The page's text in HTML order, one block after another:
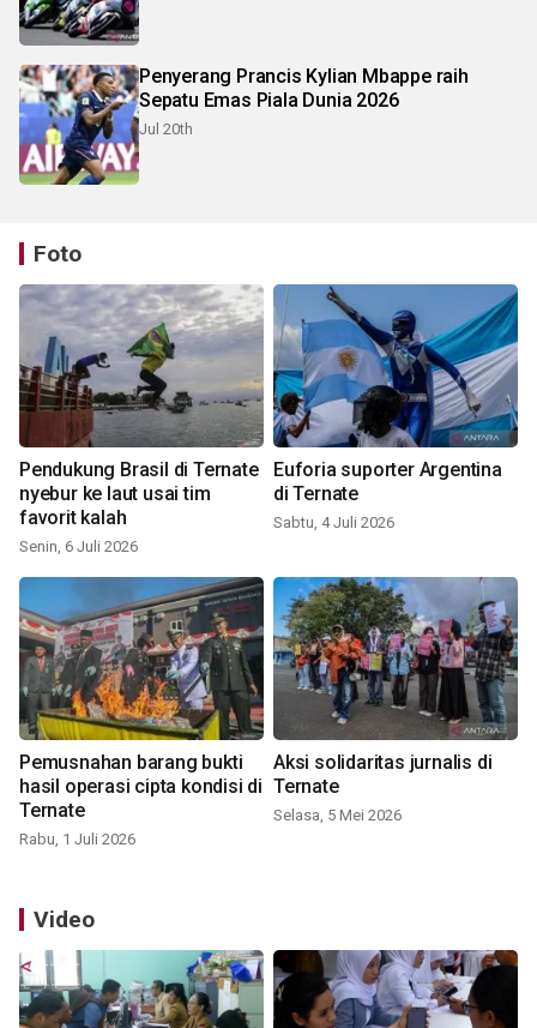
Penyerang Prancis Kylian Mbappe raih
Sepatu Emas Piala Dunia 2026
Jul 20th
Foto
Pendukung Brasil di Ternate
nyebur ke laut usai tim
favorit kalah
Senin, 6 Juli 2026
Euforia suporter Argentina
di Ternate
Sabtu, 4 Juli 2026
Pemusnahan barang bukti
hasil operasi cipta kondisi di
Ternate
Rabu, 1 Juli 2026
Aksi solidaritas jurnalis di
Ternate
Selasa, 5 Mei 2026
Video